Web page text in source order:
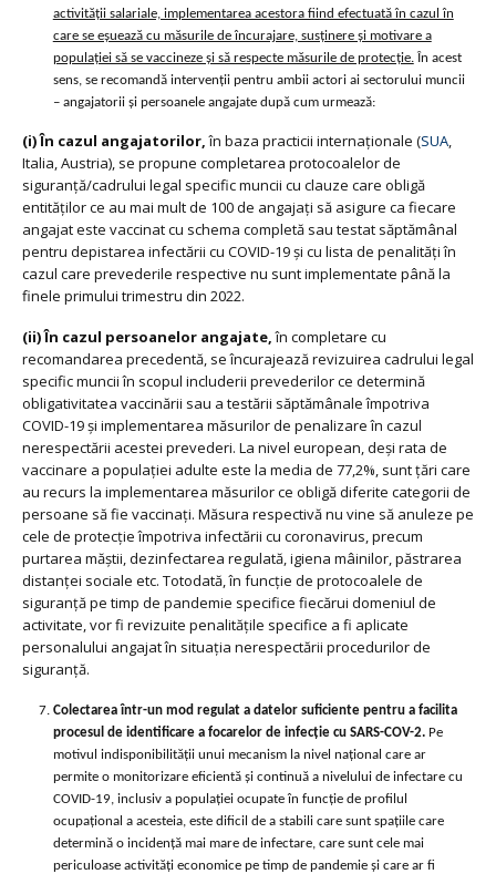
activității salariale, implementarea acestora fiind efectuată în cazul în
care se eșuează cu măsurile de încurajare, susținere și motivare a
populației să se vaccineze și să respecte măsurile de protecție.În acest
sens, se recomandă intervenții pentru ambii actori ai sectorului muncii
– angajatorii și persoanele angajate după cum urmează:
(i) În cazul angajatorilor,în baza practicii internaționale (SUA,
Italia, Austria), se propune completarea protocoalelor de
siguranță/cadrului legal specific muncii cu clauze care obligă
entităților ce au mai mult de 100 de angajați să asigure ca fiecare
angajat este vaccinat cu schema completă sau testat săptămânal
pentru depistarea infectării cu COVID-19 și cu lista de penalități în
cazul care prevederile respective nu sunt implementate până la
finele primului trimestru din 2022.
(ii)În cazul persoanelor angajate,în completare cu
recomandarea precedentă, se încurajează revizuirea cadrului legal
specific muncii în scopul includerii prevederilor ce determină
obligativitatea vaccinării sau a testării săptămânale împotriva
COVID-19 și implementarea măsurilor de penalizare în cazul
nerespectării acestei prevederi. La nivel european, deși rata de
vaccinare a populației adulte este la media de 77,2%, sunt țări care
au recurs la implementarea măsurilor ce obligă diferite categorii de
persoane să fie vaccinați. Măsura respectivă nu vine să anuleze pe
cele de protecție împotriva infectării cu coronavirus, precum
purtarea măștii, dezinfectarea regulată, igiena mâinilor, păstrarea
distanței sociale etc. Totodată, în funcție de protocoalele de
siguranță pe timp de pandemie specifice fiecărui domeniul de
activitate, vor fi revizuite penalitățile specifice a fi aplicate
personalului angajat în situația nerespectării procedurilor de
siguranță.
Colectarea într-un mod regulat a datelor suficiente pentru a facilita
procesul de identificare a focarelor de infecție cu SARS-COV-2. Pe
motivul indisponibilității unui mecanism la nivel național care ar
permite o monitorizare eficientă și continuă a nivelului de infectare cu
COVID-19, inclusiv a populației ocupate în funcție de profilul
ocupațional a acesteia, este dificil de a stabili care sunt spațiile care
determină o incidență mai mare de infectare, care sunt cele mai
periculoase activități economice pe timp de pandemie și care ar fi